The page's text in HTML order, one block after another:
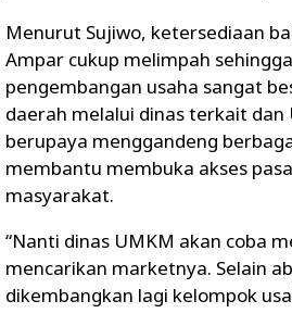
Menurut Sujiwo, ketersediaan
Ampar cukup melimpah
pengembangan usaha sangat
daerah melalui dinas terkait dan
berupaya menggandeng
membantu membuka akses
masyarakat.
“Nanti dinas UMKM akan coba
mencarikan marketnya. Selain
dikembangkan lagi kelompok